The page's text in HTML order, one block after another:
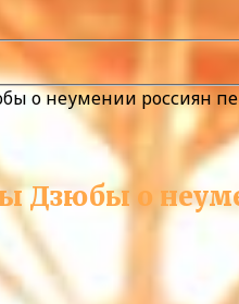
о неумении россиян
Дзюбы о